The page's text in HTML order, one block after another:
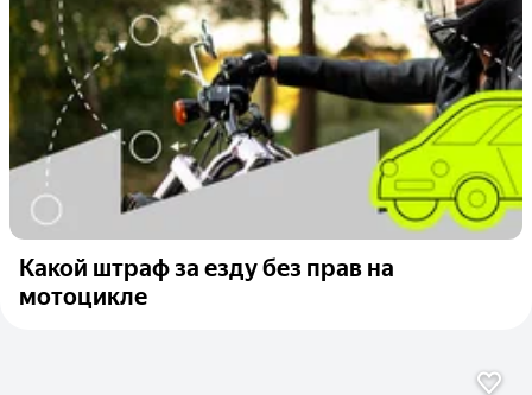
Какой штраф за езду без прав на
мотоцикле